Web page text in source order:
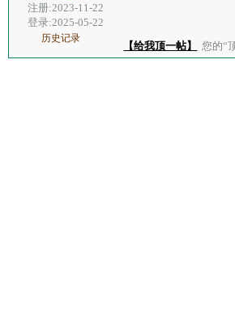
注册:2023-11-22
登录:2025-05-22
历史记录
【给我顶一帖】 您的“